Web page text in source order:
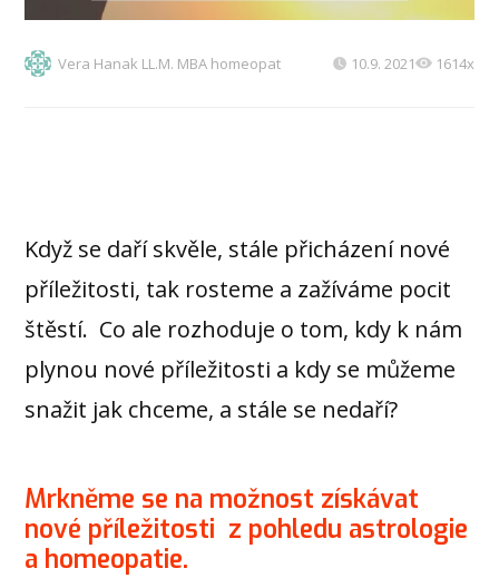
Vera Hanak LL.M. MBA homeopat 10.9. 2021 1614x
Když se daří skvěle, stále přicházení nové
příležitosti, tak rosteme a zažíváme pocit
štěstí. Co ale rozhoduje o tom, kdy k nám
plynou nové příležitosti a kdy se můžeme
snažit jak chceme, a stále se nedaří?
Mrkněme se na možnost získávat
nové příležitosti z pohledu astrologie
a homeopatie.